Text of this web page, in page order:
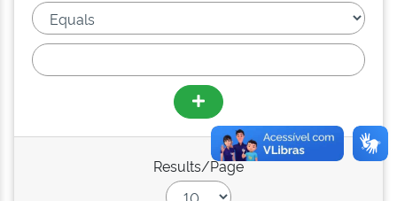
Results/Page